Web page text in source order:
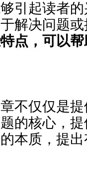
引起读者
解决问题
点，可以
不仅仅是
的核心，
本质，提